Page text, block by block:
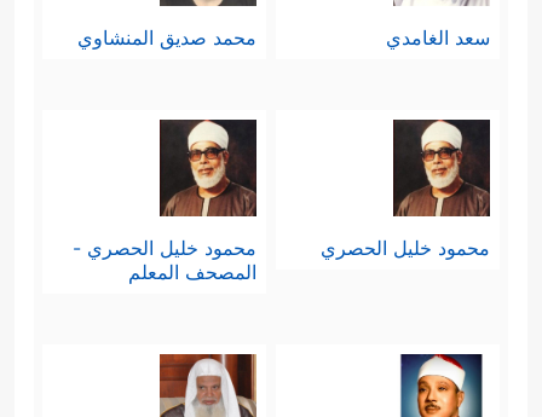
سعد الغامدي محمد صديق المنشاوي
محمود خليل الحصري
محمود خليل الحصري -
المصحف المعلم